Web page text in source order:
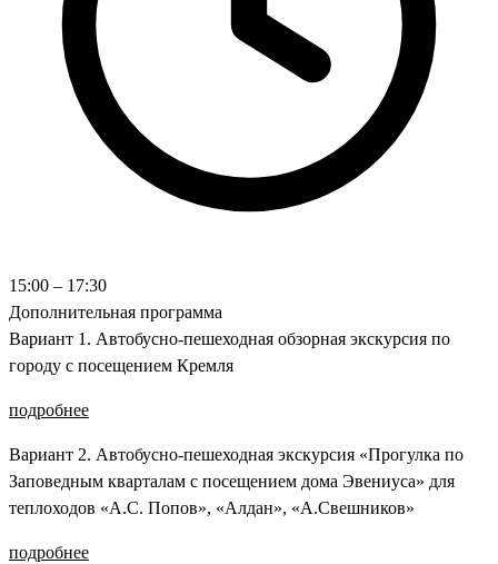
15:00 – 17:30
Дополнительная программа
Вариант 1. Автобусно-пешеходная обзорная экскурсия по
городу с посещением Кремля
подробнее
Вариант 2. Автобусно-пешеходная экскурсия «Прогулка по
Заповедным кварталам с посещением дома Эвениуса» для
теплоходов «А.С. Попов», «Алдан», «А.Свешников»
подробнее